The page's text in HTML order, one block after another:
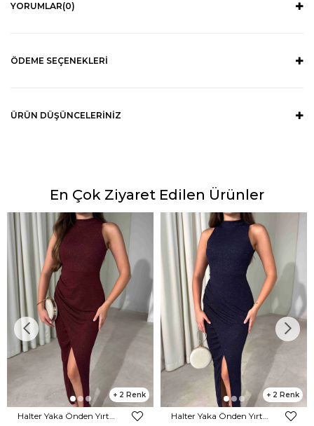
YORUMLAR(0)
ÖDEME SEÇENEKLERI
ÜRÜN DÜŞÜNCELERINIZ
En Çok Ziyaret Edilen Ürünler
2
Halter Yaka Önden Yırtmaçlı Midi Boy Bordo Hasre Kadın Elbise 26Y502
2
Halter Yaka Önden Yırtmaçlı Midi Boy Lacivert Hasre Kadın Elbise 26Y502